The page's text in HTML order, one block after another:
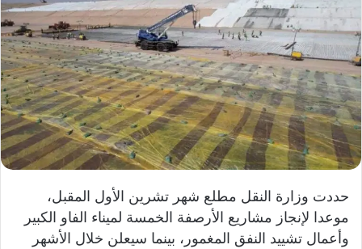
حددت وزارة النقل مطلع شهر تشرين الأول المقبل،
موعدا لإنجاز مشاريع الأرصفة الخمسة لميناء الفاو الكبير
وأعمال تشييد النفق المغمور، بينما سيعلن خلال الأشهر